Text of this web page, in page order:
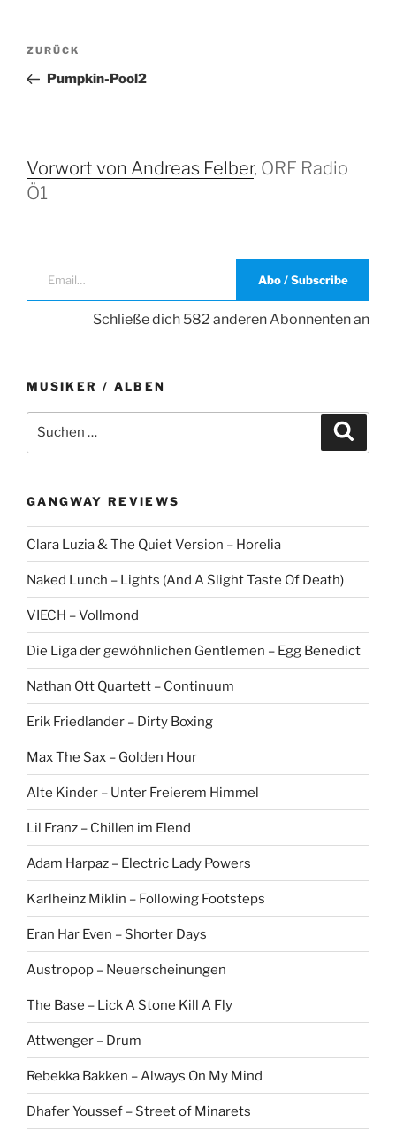
Beitrags-
Vorheriger
Beitrag
ZURÜCK
Pumpkin-Pool2
Vorwort von Andreas Felber, ORF Radio
Ö1
Email…
Abo / Subscribe
Schließe dich 582 anderen Abonnenten an
MUSIKER / ALBEN
nach:
GANGWAY REVIEWS
Clara Luzia & The Quiet Version – Horelia
Naked Lunch – Lights (And A Slight Taste Of Death)
VIECH – Vollmond
Die Liga der gewöhnlichen Gentlemen – Egg Benedict
Nathan Ott Quartett – Continuum
Erik Friedlander – Dirty Boxing
Max The Sax – Golden Hour
Alte Kinder – Unter Freierem Himmel
Lil Franz – Chillen im Elend
Adam Harpaz – Electric Lady Powers
Karlheinz Miklin – Following Footsteps
Eran Har Even – Shorter Days
Austropop – Neuerscheinungen
The Base – Lick A Stone Kill A Fly
Attwenger – Drum
Rebekka Bakken – Always On My Mind
Dhafer Youssef – Street of Minarets